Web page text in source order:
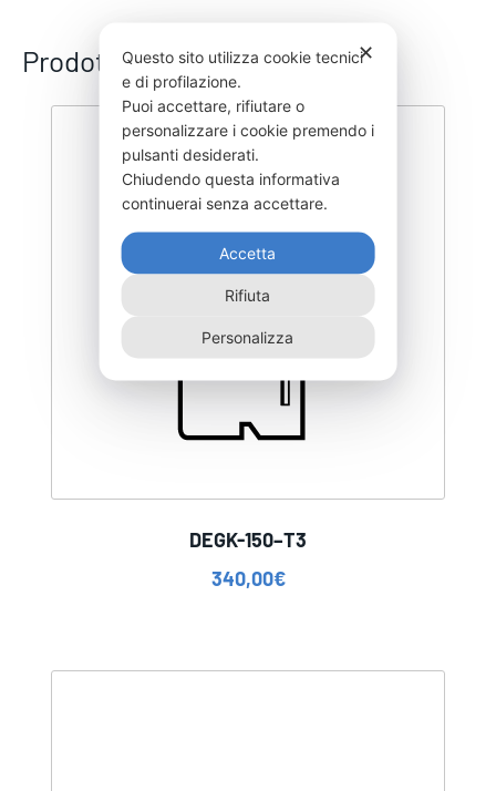
Prodotti correlati
DEGK-150–T3
340,00€
✕
Questo sito utilizza cookie tecnici
e di profilazione.
Puoi accettare, rifiutare o
personalizzare i cookie premendo i
pulsanti desiderati.
Chiudendo questa informativa
continuerai senza accettare.
Accetta
Rifiuta
Personalizza